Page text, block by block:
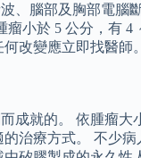
、腦部及胸部電腦
小於 5 公分，有 4
改變應立即找醫師。
成就的。 依腫瘤大
治療方式。 不少